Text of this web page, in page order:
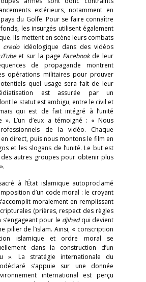
extérieurs, notamment en
du Golfe. Pour se faire connaître
les insurgés utilisent également
Ils mettent en scène leurs combats
credo idéologique dans des vidéos
et sur la page Facebook de leur
de propagande montrent
opérations militaires pour prouver
quel usage sera fait de leur
est assurée par un
le statut est ambigu, entre le civil et
qui est de fait intégré à l’unité
». L’un d’eux a témoigné : « Nous
de la vidéo. Chaque
direct, puis nous montons le film en
et les slogans de l’unité. Le but est
autres groupes pour obtenir plus
à l’État islamique autoproclamé
d’un code moral : le croyant
moralement en remplissant
(prières, respect des règles
pour le djihadqui devient
pilier de l’islam. Ainsi, « conscription
islamique et ordre moral se
dans la construction d’un
». La stratégie internationale du
s’appuie sur une donnée
international est perçu